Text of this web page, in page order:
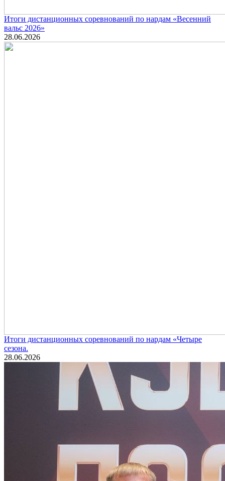
Итоги дистанционных соревнований по нардам «Весенний
вальс 2026»
28.06.2026
Итоги дистанционных соревнований по нардам «Четыре
сезона.
28.06.2026